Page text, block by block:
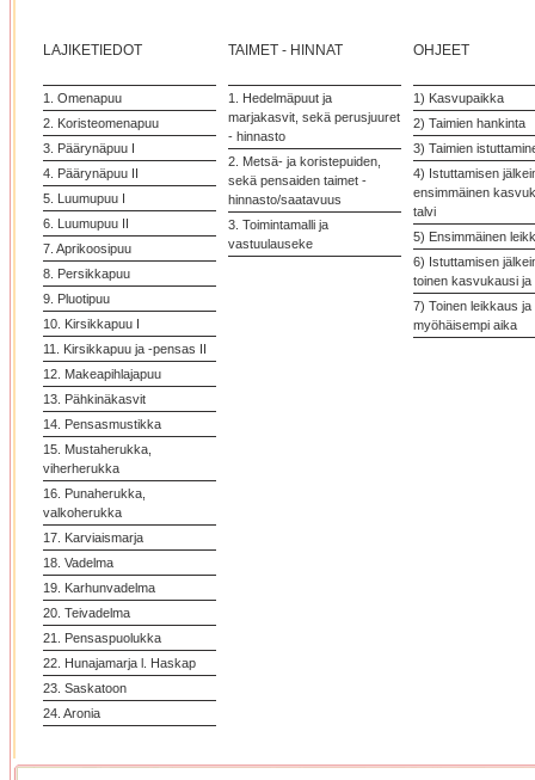
LAJIKETIEDOT
1. Omenapuu
2. Koristeomenapuu
3. Päärynäpuu I
4. Päärynäpuu II
5. Luumupuu I
6. Luumupuu II
7. Aprikoosipuu
8. Persikkapuu
9. Pluotipuu
10. Kirsikkapuu I
11. Kirsikkapuu ja -pensas II
12. Makeapihlajapuu
13. Pähkinäkasvit
14. Pensasmustikka
15. Mustaherukka,
viherherukka
16. Punaherukka,
valkoherukka
17. Karviaismarja
18. Vadelma
19. Karhunvadelma
20. Teivadelma
21. Pensaspuolukka
22. Hunajamarja l. Haskap
23. Saskatoon
24. Aronia
TAIMET - HINNAT
1. Hedelmäpuut ja
marjakasvit, sekä perusjuuret
- hinnasto
2. Metsä- ja koristepuiden,
sekä pensaiden taimet -
hinnasto/saatavuus
3. Toimintamalli ja
vastuulauseke
OHJEET
1) Kasvupaikka
2) Taimien hankinta
3) Taimien
4) Istuttamisen
ensimmäinen
talvi
5) Ensimmäinen
6) Istuttamisen
toinen kasvukausi ja
7) Toinen leikkaus ja
myöhäisempi aika